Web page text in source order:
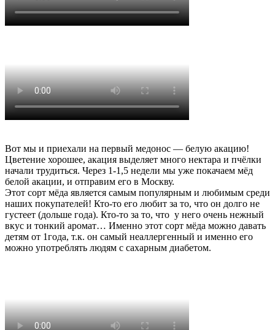
Вот мы и приехали на первый медонос — белую акацию!
Цветение хорошее, акация выделяет много нектара и пчёлки
начали трудиться. Через 1-1,5 недели мы уже покачаем мёд
белой акации, и отправим его в Москву.
Этот сорт мёда является самым популярным и любимым среди
наших покупателей! Кто-то его любит за то, что он долго не
густеет (дольше года). Кто-то за то, что у него очень нежный
вкус и тонкий аромат… Именно этот сорт мёда можно давать
детям от 1года, т.к. он самый неаллергенный и именно его
можно употреблять людям с сахарным диабетом.